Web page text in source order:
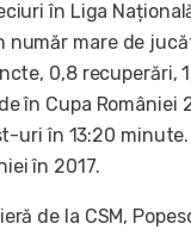
în Liga
număr mare de
0,8 recuperări,
în Cupa României
uri în 13:20
în 2017.
de la CSM,